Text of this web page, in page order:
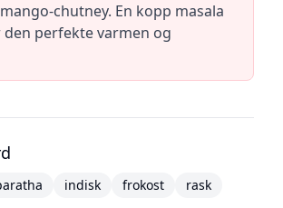
chutney. En kopp masala
perfekte varmen og
indisk frokost
rask